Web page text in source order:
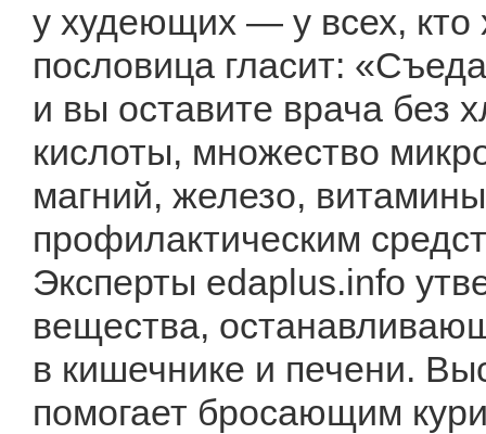
у худеющих — у всех, кто
пословица гласит:
и вы оставите врача без
кислоты, множество
магний, железо,
профилактическим
Эксперты edaplus.info
вещества,
в кишечнике и печени.
помогает бросающим